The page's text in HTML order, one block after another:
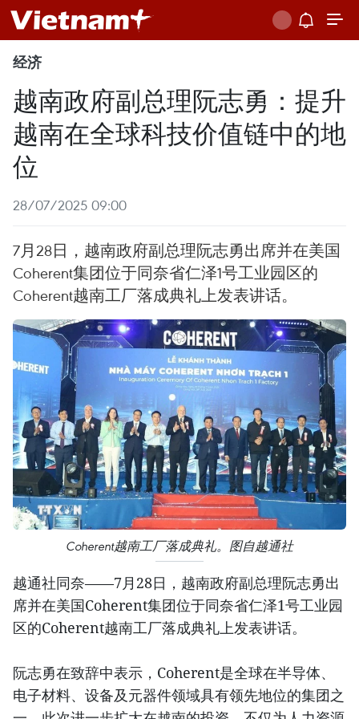
经济
越南政府副总理阮志勇：提升
越南在全球科技价值链中的地
位
28/07/2025 09:00
7月28日，越南政府副总理阮志勇出席并在美国
Coherent集团位于同奈省仁泽1号工业园区的
Coherent越南工厂落成典礼上发表讲话。
Coherent越南工厂落成典礼。图自越通社
越通社同奈——7月28日，越南政府副总理阮志勇出
席并在美国Coherent集团位于同奈省仁泽1号工业园
区的Coherent越南工厂落成典礼上发表讲话。
阮志勇在致辞中表示，Coherent是全球在半导体、
电子材料、设备及元器件领域具有领先地位的集团之